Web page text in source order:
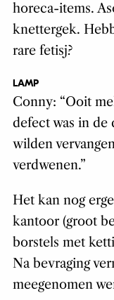
horeca-items.
knettergek.
rare fetisj?
LAMP
Conny: “Ooit
defect was in de
wilden
verdwenen.”
Het kan nog
kantoor (groot
borstels met
Na bevraging
meegenomen